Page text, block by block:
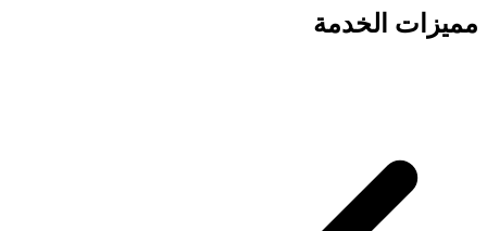
مميزات الخدمة